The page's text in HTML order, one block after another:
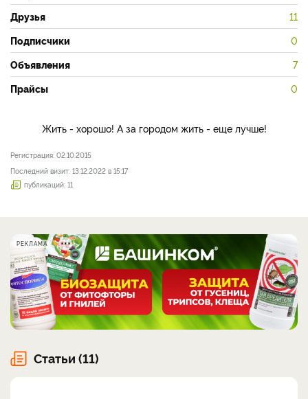
Друзья 11
Подписчики 0
Объявления 7
Прайсы 0
Жить - хорошо! А за городом жить - еще лучше!
Регистрация: 02.10.2015
Последний визит: 13.12.2022 в 15:17
публикаций: 11
РЕКЛАМА
Статьи (11)